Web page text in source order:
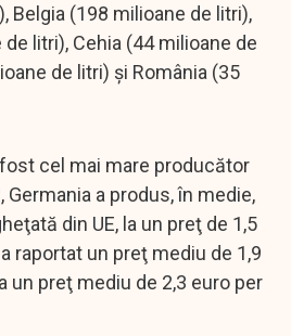
Belgia (198 milioane de litri),
litri), Cehia (44 milioane de
de litri) şi România (35
cel mai mare producător
a produs, în medie,
din UE, la un preţ de 1,5
raportat un preţ mediu de 1,9
un preţ mediu de 2,3 euro per